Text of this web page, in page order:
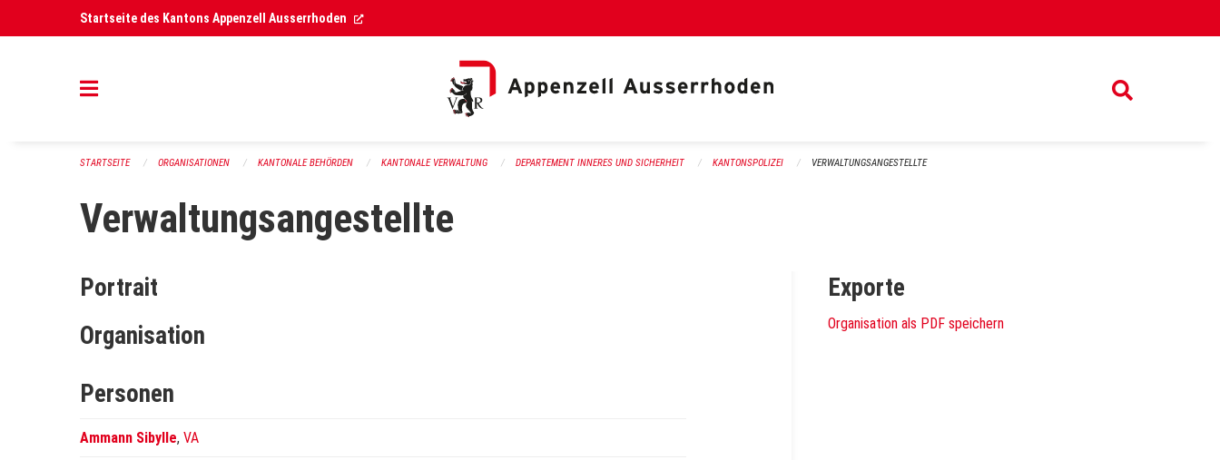
Navigation überspringenStartseite des Kantons Appenzell Ausserrhoden (External Link)
STARTSEITE ORGANISATIONEN KANTONALE BEHÖRDEN KANTONALE VERWALTUNG DEPARTEMENT INNERES UND SICHERHEIT KANTONSPOLIZEI VERWALTUNGSANGESTELLTE
Verwaltungsangestellte
Portrait
Organisation
Personen
Ammann Sibylle, VA
Exporte
Organisation als PDF speichern